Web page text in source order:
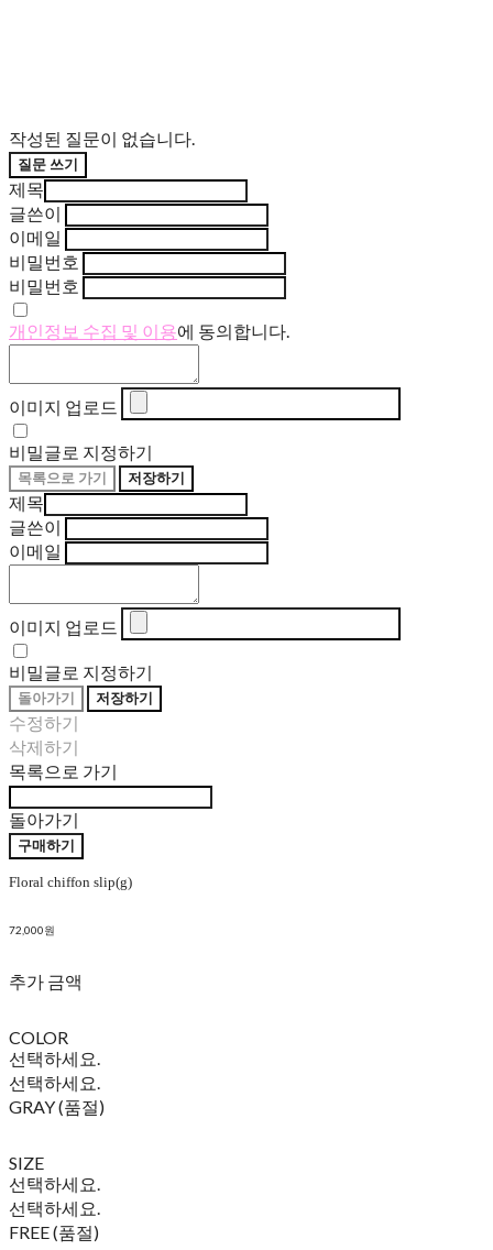
작성된 질문이 없습니다.
질문 쓰기
제목
글쓴이
이메일
비밀번호
비밀번호
개인정보 수집 및 이용에 동의합니다.
이미지 업로드
비밀글로 지정하기
목록으로 가기 저장하기
제목
글쓴이
이메일
이미지 업로드
비밀글로 지정하기
돌아가기 저장하기
수정하기
삭제하기
목록으로 가기
돌아가기
구매하기
Floral chiffon slip(g)
72,000원
추가 금액
COLOR
선택하세요.
선택하세요.
GRAY (품절)
SIZE
선택하세요.
선택하세요.
FREE (품절)